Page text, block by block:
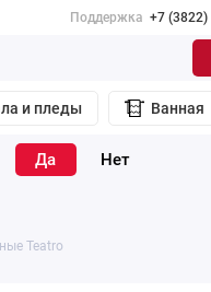
Поддержка +7
и пледы Ванная
Teatro